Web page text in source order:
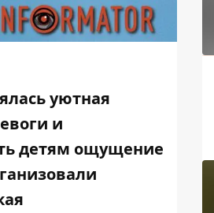
уютная
и
детям ощущение